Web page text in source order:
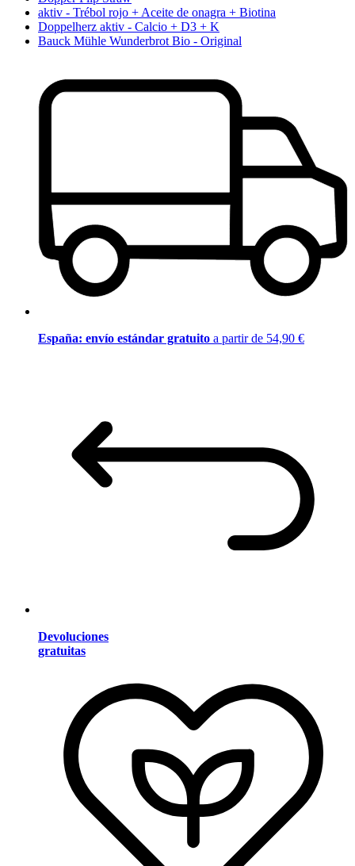
aktiv - Trébol rojo + Aceite de onagra + Biotina
Doppelherz aktiv - Calcio + D3 + K
Bauck Mühle Wunderbrot Bio - Original
España: envío estándar gratuito a partir de 54,90 €
Devoluciones
gratuitas